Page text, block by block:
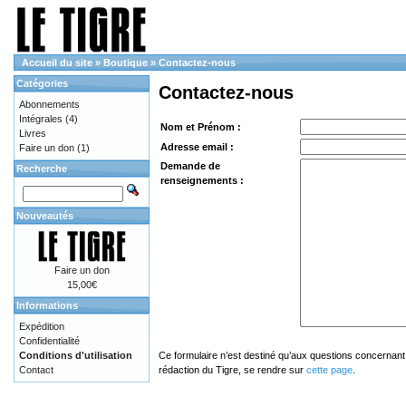
Accueil du site » Boutique » Contactez-nous
Contactez-nous
Nom et Prénom :
Adresse email :
Demande de
renseignements :
Ce formulaire n’est destiné qu’aux questions
rédaction du Tigre, se rendre sur cette page
Catégories
Abonnements
Intégrales (4)
Livres
Faire un don (1)
Recherche
Nouveautés
Faire un don
15,00€
Informations
Expédition
Confidentialité
Conditions d'utilisation
Contact